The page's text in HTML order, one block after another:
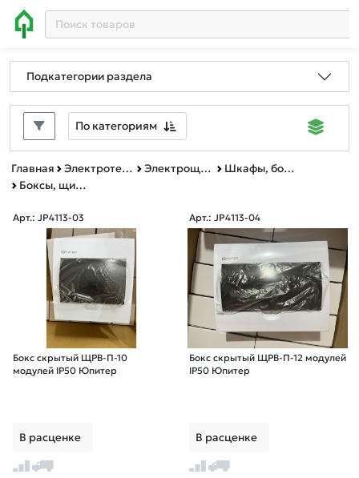
Подкатегории раздела
По категориям
Главная Электротехническая продукция Электрощитовое оборудование
Шкафы, боксы, аксессуары
Боксы, щиты, ящики для внутренней установки
Арт.: JP4113-03
Бокс скрытый ЩРВ-П-10
модулей IP50 Юпитер
В расценке
Арт.: JP4113-04
Бокс скрытый ЩРВ-П-12 модулей
IP50 Юпитер
В расценке